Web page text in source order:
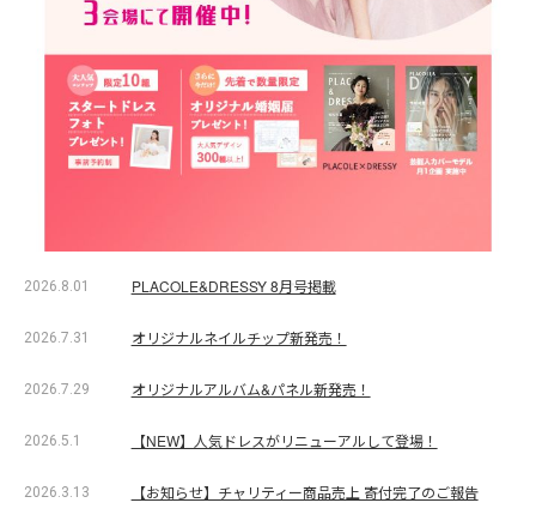
2026.8.01 PLACOLE&DRESSY 8月号掲載
2026.7.31 オリジナルネイルチップ新発売！
2026.7.29 オリジナルアルバム&パネル新発売！
2026.5.1 【NEW】人気ドレスがリニューアルして登場！
2026.3.13 【お知らせ】チャリティー商品売上 寄付完了のご報告